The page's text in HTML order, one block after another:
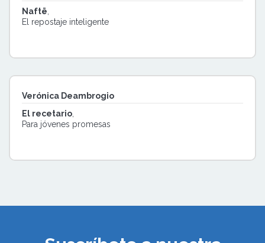
Naftë
El repostaje inteligente
Verónica Deambrogio
El recetario
Para jóvenes promesas